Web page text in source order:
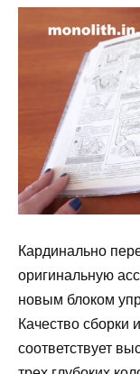
Кардинально
оригинальную
новым блоком
Качество сборки
соответствует